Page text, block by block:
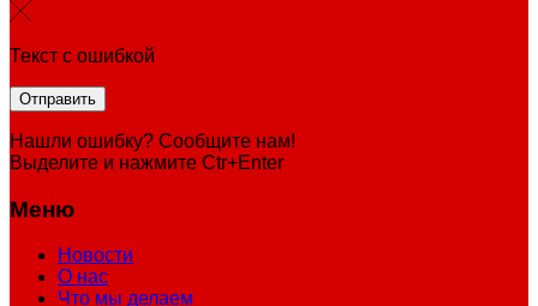
Текст с ошибкой
Нашли ошибку? Сообщите нам!
Выделите и нажмите Ctr+Enter
Меню
Новости
О нас
Что мы делаем